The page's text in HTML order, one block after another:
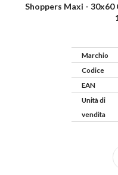
Shoppers Maxi -
Marchio
Codice
EAN
Unità di
vendita